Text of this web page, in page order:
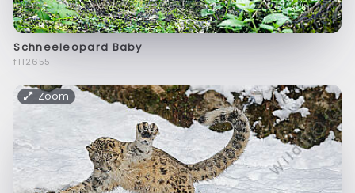
Schneeleopard Baby
f112655
Zoom